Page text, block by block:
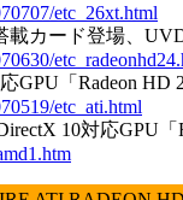
etc_26xt.html
載カード登場、
GPU「Radeon HD
etc_ati.html
10対応GPU「